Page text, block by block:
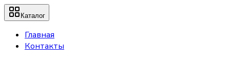
Каталог
Главная
Контакты